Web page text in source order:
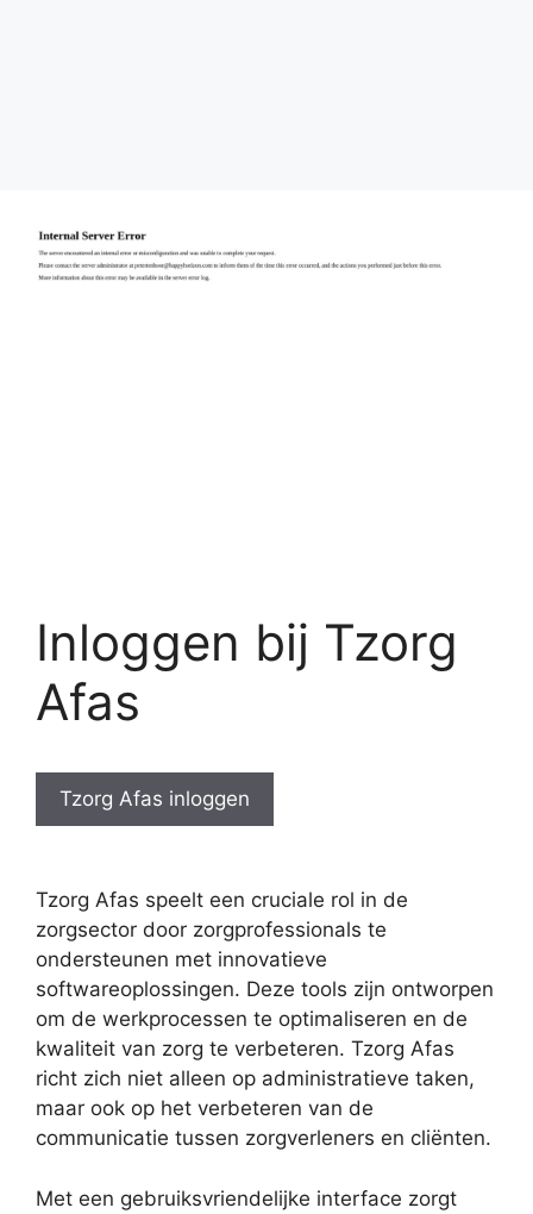
Inloggen bij Tzorg
Afas
Tzorg Afas inloggen
Tzorg Afas speelt een cruciale rol in de
zorgsector door zorgprofessionals te
ondersteunen met innovatieve
softwareoplossingen. Deze tools zijn ontworpen
om de werkprocessen te optimaliseren en de
kwaliteit van zorg te verbeteren. Tzorg Afas
richt zich niet alleen op administratieve taken,
maar ook op het verbeteren van de
communicatie tussen zorgverleners en cliënten.
Met een gebruiksvriendelijke interface zorgt